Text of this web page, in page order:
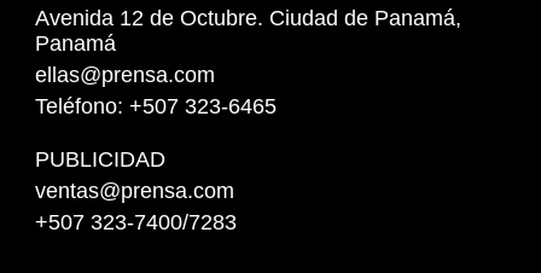
Avenida 12 de Octubre. Ciudad de Panamá,
Panamá
ellas@prensa.com
Teléfono: +507 323-6465
PUBLICIDAD
ventas@prensa.com
+507 323-7400/7283